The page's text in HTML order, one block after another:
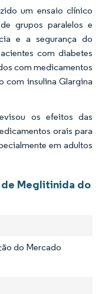
um ensaio clínico
grupos paralelos e
e a segurança do
com diabetes
com medicamentos
com insulina Glargina
os efeitos das
orais para
em adultos
Meglitinida do
do Mercado